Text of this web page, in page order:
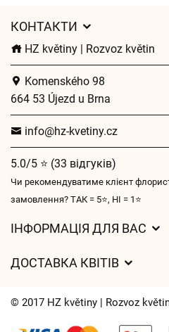
КОНТАКТИ
HZ květiny | Rozvoz květin
Komenského 98
664 53 Újezd u Brna
info@hz-kvetiny.cz
5.0/5 ⭐ (33 відгуків)
Чи рекомендуватиме клієнт
замовлення? ТАК = 5⭐, НІ = 1⭐
ІНФОРМАЦІЯ ДЛЯ ВАС
Захист персональних даних
Час доставки квітів – огляд
ДОСТАВКА КВІТІВ
Куди ми доставляємо квіти
© 2017 HZ květiny | Rozvoz